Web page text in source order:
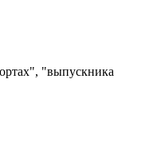
"выпускника